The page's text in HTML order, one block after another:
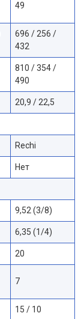
49
696 / 256 /
432
810 / 354 /
490
20,9 / 22,5
Rechi
Нет
9,52 (3/8)
6,35 (1/4)
20
7
15 / 10